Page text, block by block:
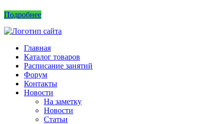
Подробнее
Главная
Каталог товаров
Расписание занятий
Форум
Контакты
Новости
На заметку
Новости
Статьи